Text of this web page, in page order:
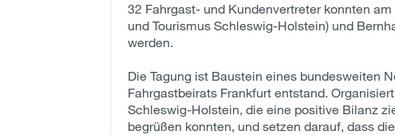
32 Fahrgast- und Kundenvertreter konnten
und Tourismus Schleswig-Holstein) und
werden.
Die Tagung ist Baustein eines bundesweiten
Fahrgastbeirats Frankfurt entstand.
Schleswig-Holstein, die eine positive Bilanz
begrüßen konnten, und setzen darauf, dass